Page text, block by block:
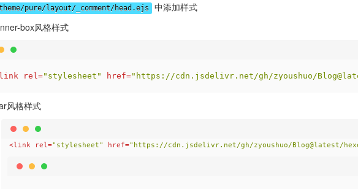
pure/layout/_comment/head.ejs
中添加样式
box风格样式
link rel ="stylesheet" href="https://cdn.jsdelivr.net/gh/zyoushuo/
风格样式
<link rel="stylesheet" href="https://cdn.jsdelivr.net/gh/zyoushuo/Blog@latest/